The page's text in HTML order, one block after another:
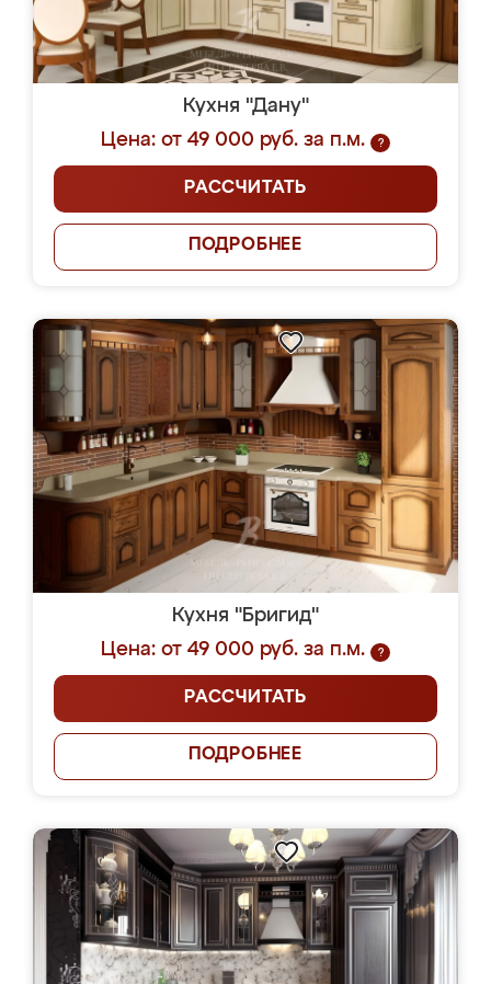
Кухня "Дану"
Цена: от 49 000 руб. за п.м.
?
РАССЧИТАТЬ
ПОДРОБНЕЕ
Кухня "Бригид"
Цена: от 49 000 руб. за п.м.
?
РАССЧИТАТЬ
ПОДРОБНЕЕ